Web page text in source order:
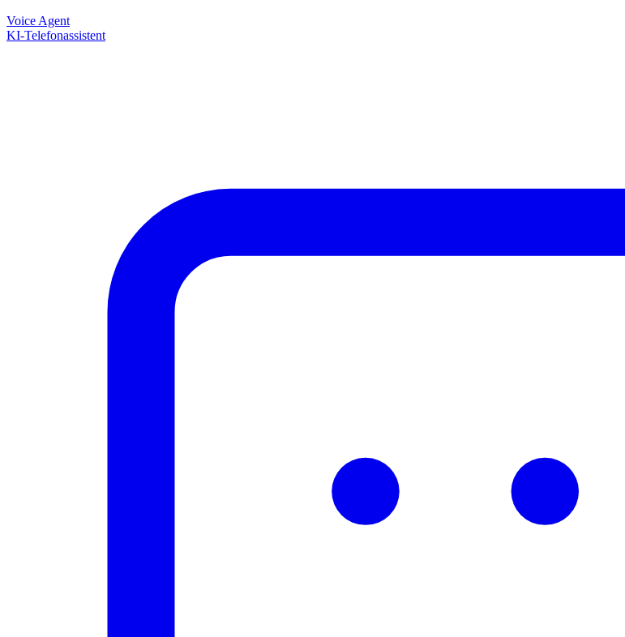
Voice Agent
KI-Telefonassistent